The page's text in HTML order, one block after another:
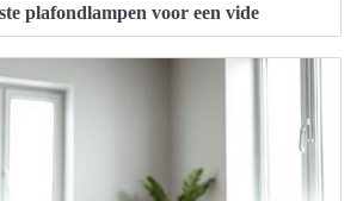
plafondlampen voor een vide